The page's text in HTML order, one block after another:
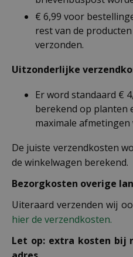
€ 6,99 voor
rest van de
verzonden.
Uitzonderlijke
Er word standaard €
berekend op planten
maximale afmetingen
De juiste verzendkosten
de winkelwagen berekend.
Bezorgkosten overige
Uiteraard verzenden wij
hier de verzendkosten.
Let op: extra kosten bij